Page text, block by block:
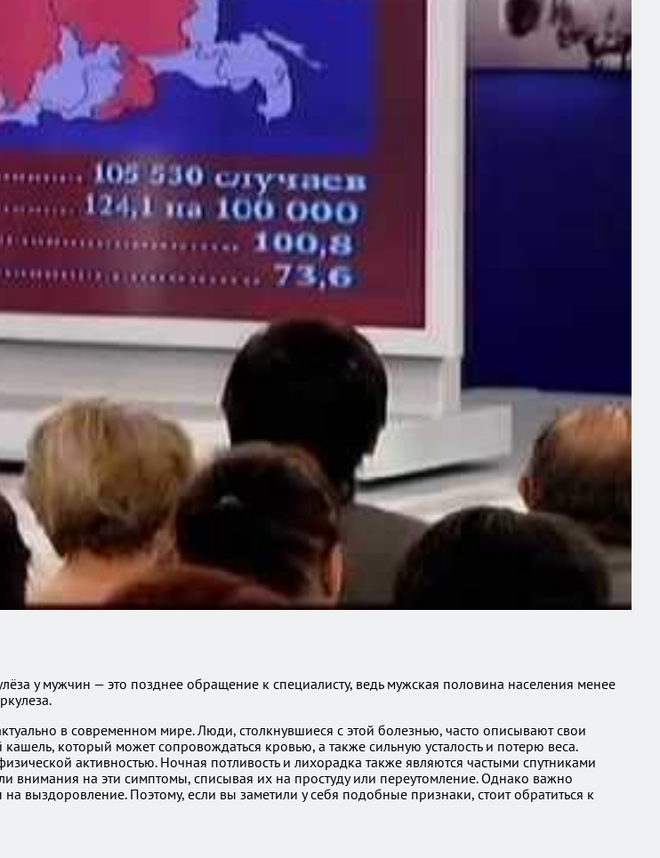
у мужчин — это позднее обращение к специалисту, ведь мужская половина населения менее
в современном мире. Люди, столкнувшиеся с этой болезнью, часто описывают свои
который может сопровождаться кровью, а также сильную усталость и потерю веса.
активностью. Ночная потливость и лихорадка также являются частыми спутниками
внимания на эти симптомы, списывая их на простуду или переутомление. Однако важно
выздоровление. Поэтому, если вы заметили у себя подобные признаки, стоит обратиться к